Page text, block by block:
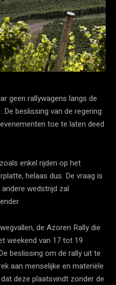
geen rallywagens langs de
beslissing van de regering
toe te laten deed
enkel rijden op het
helaas dus. De vraag is
wedstrijd zal
de Azoren Rally die
weekend van 17 tot 19
beslissing om de rally uit te
aan menselijke en materiële
deze plaatsvindt zonder de